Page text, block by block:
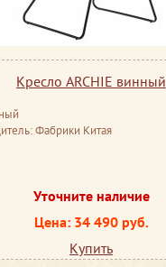
Кресло ARCHIE винный
Фабрики Китая
Уточните наличие
Цена: 34 490 руб.
Купить